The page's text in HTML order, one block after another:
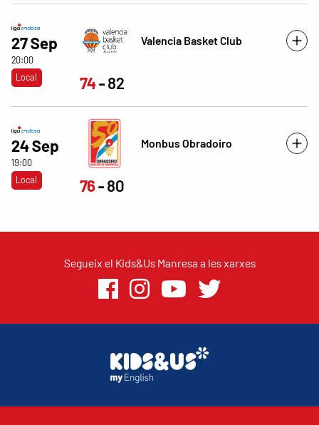
27 Sep
20:00
Local
Valencia Basket Club
74 82
24 Sep
19:00
Local
Monbus Obradoiro
76 80
Segueix el Kids&Us Manresa a les xarxes